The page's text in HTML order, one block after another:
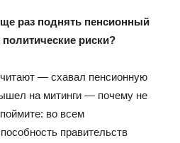
раз поднять пенсионный
политические риски?
— схавал пенсионную
на митинги — почему не
во всем
правительств